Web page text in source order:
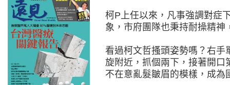
柯P上任以來，凡事強調對症
象，市府團隊也秉持耐操精神
看過柯文哲搔頭姿勢嗎？右手
旋附近，抓個兩下，接著開口
不在意亂髮皺眉的模樣，成